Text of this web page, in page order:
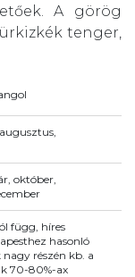
A görög
tenger,
október,
függ, híres
hasonló
nagy részén kb. a
70-80%-ax